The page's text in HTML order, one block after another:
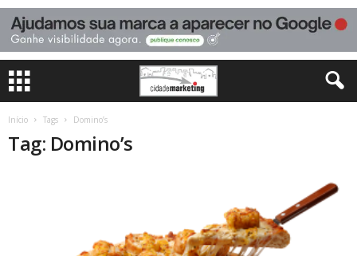
Início Tags Domino’s
Tag: Domino’s